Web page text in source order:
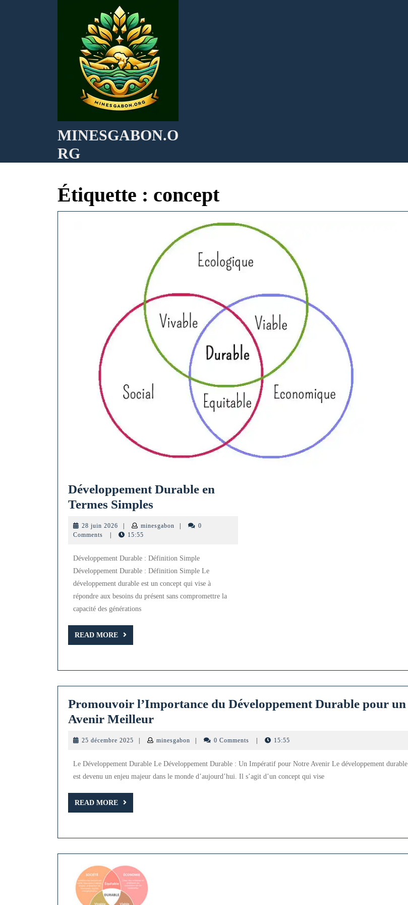
MINESGABON.O
RG
Étiquette : concept
Développement Durable en
Termes Simples
Simples
28 juin 2026 28
juin
minesgabon minesgabon
0
Comments
15:55
Développement Durable : Définition Simple
Développement Durable : Définition Simple Le
développement durable est un concept qui vise à
répondre aux besoins du présent sans compromettre la
capacité des générations
READ MORE
READ
MORE
Promouvoir l’Importance du Développement Durable pour un
Avenir MeilleurPromouvoir
Développement
Durable
Meilleur
25 décembre 2025 25
minesgabon minesgabon0 Comments 15:55
Le Développement Durable Le Développement Durable : Un Impératif pour Notre Avenir Le développement durable
est devenu un enjeu majeur dans le monde d’aujourd’hui. Il s’agit d’un concept qui vise
READ MORE
READ
MORE